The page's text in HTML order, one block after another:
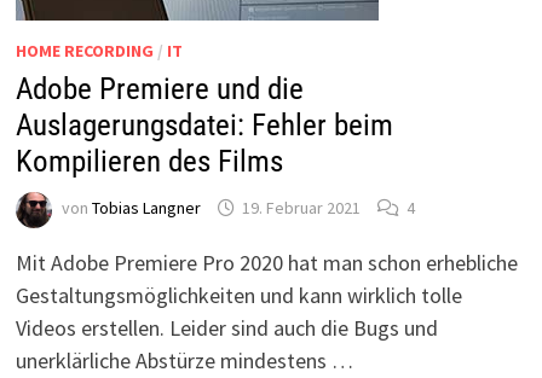
HOME RECORDING / IT
Adobe Premiere und die
Auslagerungsdatei: Fehler beim
Kompilieren des Films
von Tobias Langner 19. Februar 2021 4
Mit Adobe Premiere Pro 2020 hat man schon erhebliche
Gestaltungsmöglichkeiten und kann wirklich tolle
Videos erstellen. Leider sind auch die Bugs und
unerklärliche Abstürze mindestens …